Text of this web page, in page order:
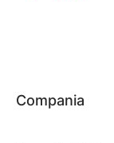
Compania